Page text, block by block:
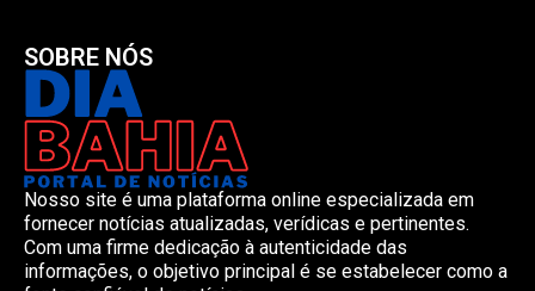
SOBRE NÓS
Nosso site é uma plataforma online especializada em
fornecer notícias atualizadas, verídicas e pertinentes.
Com uma firme dedicação à autenticidade das
informações, o objetivo principal é se estabelecer como a